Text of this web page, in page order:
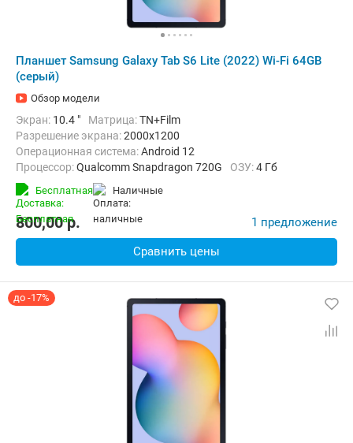
Планшет Samsung Galaxy Tab S6 Lite (2022) Wi-Fi 64GB
(серый)
Обзор модели
Экран: 10.4 " Матрица:TN+Film
Разрешение экрана:2000x1200
Операционная система:Android 12
Процессор:Qualcomm Snapdragon 720G ОЗУ:4 Гб
Встроенная память:
Беспроводная связь:Bluetooth, Wi-Fi
Бесплатная наличные
800,00p. 1 предложение
Сравнить цены
до -17%